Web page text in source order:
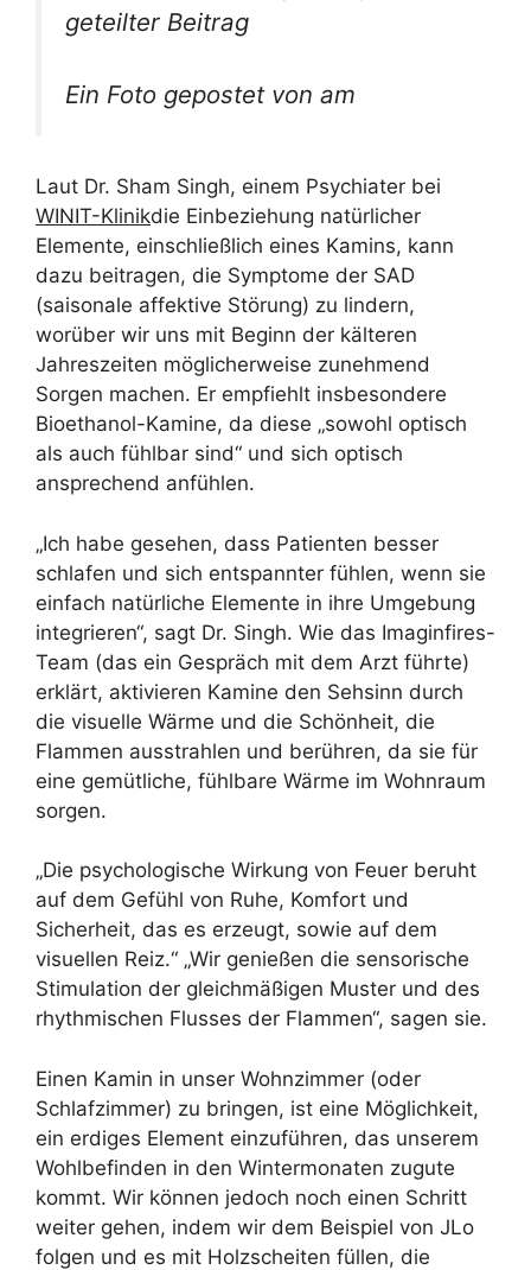
geteilter Beitrag
Ein Foto gepostet von am
Laut Dr. Sham Singh, einem Psychiater bei
WINIT-Klinikdie Einbeziehung natürlicher
Elemente, einschließlich eines Kamins, kann
dazu beitragen, die Symptome der SAD
(saisonale affektive Störung) zu lindern,
worüber wir uns mit Beginn der kälteren
Jahreszeiten möglicherweise zunehmend
Sorgen machen. Er empfiehlt insbesondere
Bioethanol-Kamine, da diese „sowohl optisch
als auch fühlbar sind“ und sich optisch
ansprechend anfühlen.
„Ich habe gesehen, dass Patienten besser
schlafen und sich entspannter fühlen, wenn sie
einfach natürliche Elemente in ihre Umgebung
integrieren“, sagt Dr. Singh. Wie das Imaginfires-
Team (das ein Gespräch mit dem Arzt führte)
erklärt, aktivieren Kamine den Sehsinn durch
die visuelle Wärme und die Schönheit, die
Flammen ausstrahlen und berühren, da sie für
eine gemütliche, fühlbare Wärme im Wohnraum
sorgen.
„Die psychologische Wirkung von Feuer beruht
auf dem Gefühl von Ruhe, Komfort und
Sicherheit, das es erzeugt, sowie auf dem
visuellen Reiz.“ „Wir genießen die sensorische
Stimulation der gleichmäßigen Muster und des
rhythmischen Flusses der Flammen“, sagen sie.
Einen Kamin in unser Wohnzimmer (oder
Schlafzimmer) zu bringen, ist eine Möglichkeit,
ein erdiges Element einzuführen, das unserem
Wohlbefinden in den Wintermonaten zugute
kommt. Wir können jedoch noch einen Schritt
weiter gehen, indem wir dem Beispiel von JLo
folgen und es mit Holzscheiten füllen, die